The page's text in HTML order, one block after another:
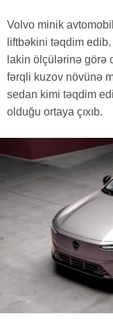
Volvo minik
liftbəkini təqdim
lakin ölçülərinə görə
fərqli kuzov növünə
sedan kimi təqdim
olduğu ortaya çıxıb.